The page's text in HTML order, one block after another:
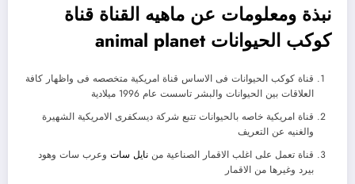
نبذة ومعلومات عن ماهيه القناة قناة
كوكب الحيوانات animal planet
قناة كوكب الحيوانات فى الاساس قناة امريكية متخصصه فى واظهار كافة
العلاقات بين الحيوانات والبشر تاسست عام 1996 ميلادية
قناة امريكية خاصه بالحيوانات تتبع شركة ديسكفرى الامريكية الشهيرة
والغنيه عن التعريف
قناة تعمل على اغلب الاقمار الصناعية من نايل سات وعرب سات وهود
بيرد وغيرها من الاقمار